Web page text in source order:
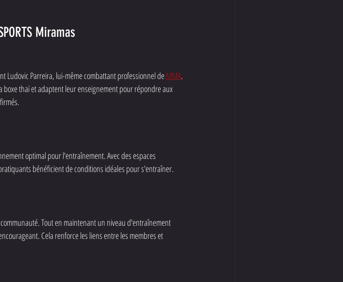
Miramas
Ludovic Parreira, lui-même combattant professionnel de MMA.
thaï et adaptent leur enseignement pour répondre aux
optimal pour l'entraînement. Avec des espaces
bénéficient de conditions idéales pour s'entraîner.
Tout en maintenant un niveau d'entraînement
Cela renforce les liens entre les membres et